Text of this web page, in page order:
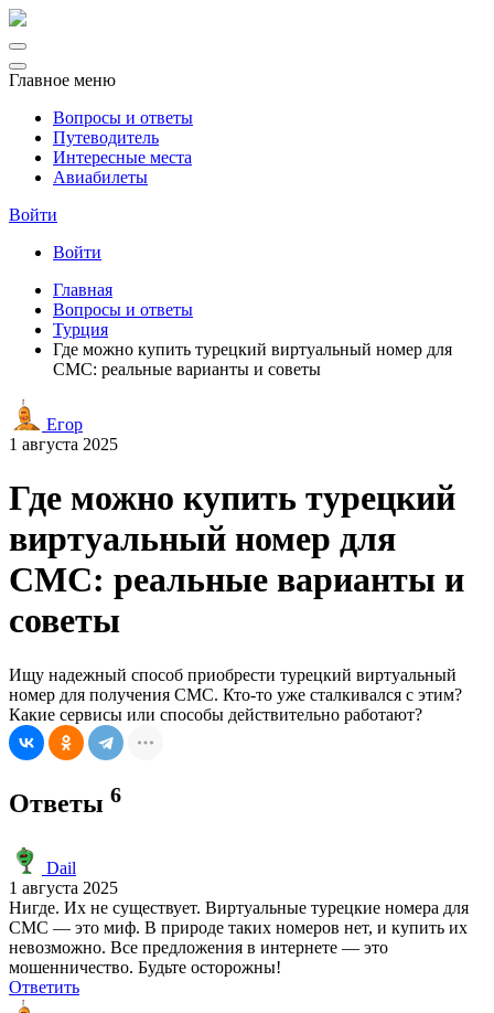
Главное меню
Вопросы и ответы
Путеводитель
Интересные места
Авиабилеты
Войти
Войти
Главная
Вопросы и ответы
Турция
Где можно купить турецкий виртуальный номер для
СМС: реальные варианты и советы
Егор
1 августа 2025
Где можно купить турецкий
виртуальный номер для
СМС: реальные варианты и
советы
Ищу надежный способ приобрести турецкий виртуальный
номер для получения СМС. Кто-то уже сталкивался с этим?
Какие сервисы или способы действительно работают?
Ответы 6
Dail
1 августа 2025
Нигде. Их не существует. Виртуальные турецкие номера для
СМС — это миф. В природе таких номеров нет, и купить их
невозможно. Все предложения в интернете — это
мошенничество. Будьте осторожны!
Ответить